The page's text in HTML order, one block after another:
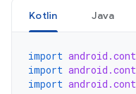
Kotlin Java
import
import
import